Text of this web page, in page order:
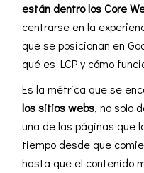
están dentro los Core
centrarse en la
que se posicionan en
qué es LCP y cómo
Es la métrica que se
los sitios webs, no solo
una de las páginas que
tiempo desde que
hasta que el contenido